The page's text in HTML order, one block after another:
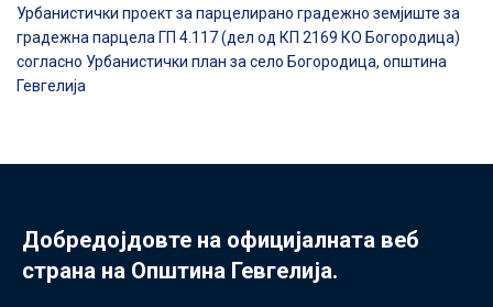
Урбанистички проект за парцелирано градежно земјиште за
градежна парцела ГП 4.117 (дел од КП 2169 КО Богородица)
согласно Урбанистички план за село Богородица, општина
Гевгелија
Добредојдовте на официјалната веб
страна на Општина Гевгелија.